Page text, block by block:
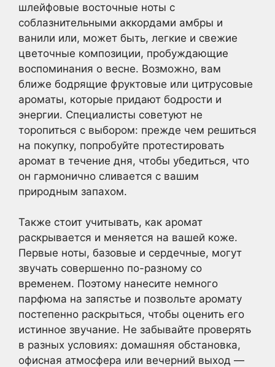
шлейфовые восточные ноты с
соблазнительными аккордами амбры и
ванили или, может быть, легкие и свежие
цветочные композиции, пробуждающие
воспоминания о весне. Возможно, вам
ближе бодрящие фруктовые или цитрусовые
ароматы, которые придают бодрости и
энергии. Специалисты советуют не
торопиться с выбором: прежде чем решиться
на покупку, попробуйте протестировать
аромат в течение дня, чтобы убедиться, что
он гармонично сливается с вашим
природным запахом.
Также стоит учитывать, как аромат
раскрывается и меняется на вашей коже.
Первые ноты, базовые и сердечные, могут
звучать совершенно по-разному со
временем. Поэтому нанесите немного
парфюма на запястье и позвольте аромату
постепенно раскрыться, чтобы оценить его
истинное звучание. Не забывайте проверять
в разных условиях: домашняя обстановка,
офисная атмосфера или вечерний выход —